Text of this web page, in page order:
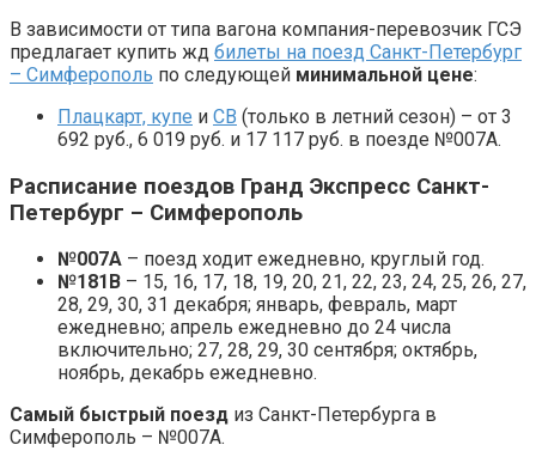
В зависимости от типа вагона компания-перевозчик ГСЭ
предлагает купить жд билеты на поезд Санкт-Петербург
– Симферополь по следующей минимальной цене:
Плацкарт, купе и СВ (только в летний сезон) – от 3
692 руб., 6 019 руб. и 17 117 руб. в поезде №007А.
Расписание поездов Гранд Экспресс Санкт-
Петербург – Симферополь
№007А – поезд ходит ежедневно, круглый год.
№181В – 15, 16, 17, 18, 19, 20, 21, 22, 23, 24, 25, 26, 27,
28, 29, 30, 31 декабря; январь, февраль, март
ежедневно; апрель ежедневно до 24 числа
включительно; 27, 28, 29, 30 сентября; октябрь,
ноябрь, декабрь ежедневно.
Самый быстрый поезд из Санкт-Петербурга в
Симферополь – №007А.